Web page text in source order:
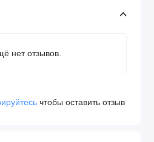
нет отзывов.
чтобы оставить отзыв